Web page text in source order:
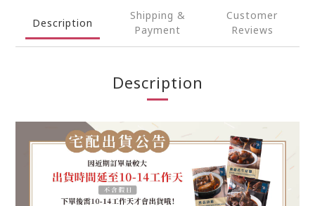
Description
Shipping &
Payment
Customer
Reviews
Description